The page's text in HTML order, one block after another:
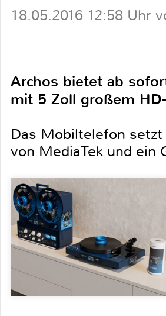
18.05.2016 12:58 Uhr
Archos bietet ab
mit 5 Zoll großem
Das Mobiltelefon setzt
von MediaTek und ein